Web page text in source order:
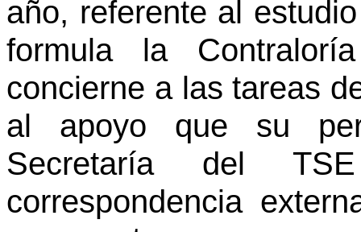
año, referente al
formula la
concierne a las tareas
al apoyo que su
Secretaría del
correspondencia